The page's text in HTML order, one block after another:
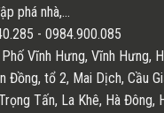
phá nhà,...
- 0984.900.085
Vĩnh Hưng, Vĩnh Hưng,
Đồng, tổ 2, Mai Dịch, Cầu
Tấn, La Khê, Hà Đông,